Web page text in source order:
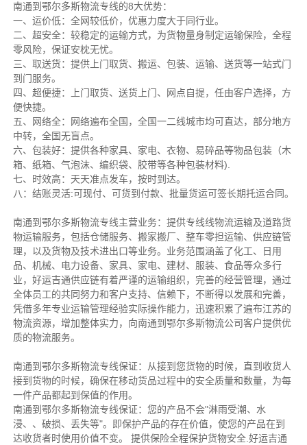
南通到鄂尔多斯物流专线的8大优势：
一、运价低：全网较低价，优惠力度大于同行业。
二、超安全：较稳定的运输方式，为货物量身制定运输保险，全程
零风险，保证安枕无忧。
三、取送货：提供上门取货、搬运、包装、运输、送货等一站式门
到门服务。
四、超便捷：上门取货、送货上门、网点自提，任由客户选择，方
便快捷。
五、网络全：网络遍布全国，全国一二线城市均可直达，部分地方
中转，全国无盲点。
六、包装好：提供各种家具、家电、衣物、易碎品等物品包装（木
箱、纸箱、气泡沫、编织袋、胶带等各种包装材料).
七、时效高：天天准点发车，按时到达。
八：结账灵活:可现付、可货到付款、批量货运可签长期托运合同。
南通到鄂尔多斯物流专线主营业务：提供专线线物流运输及道路货
物运输服务，包括仓储服务、搬家搬厂、整车零担运输、供应链管
理，以及货物及技术进出口等业务。业务范围涵盖了化工、日用
品、机械、电力设备、家具、家电、建材、服装、食品等众多行
业，好运吉通供应链有着严谨的运输组织，完善的经营管理，通过
全体员工的共同努力和客户支持、信赖下，不断得以发展和完善，
凭借多年专业运输管理经验实际操作能力，迅速积累了遍布江苏的
物流资源，增加整体实力，向南通到鄂尔多斯物流公司客户提供优
质的物流服务。
南通到鄂尔多斯物流专线保证：从接到您货物的时候，直到收货人
接到货物的时候，确保在移动货品过程中的安全质量和数量，为每
一件产品都起到保值的作用。
南通到鄂尔多斯物流专线保证：您的产品不会"淋雨受潮、水
浸、、破损、丢失等"。即保护产品的存在价值，使您的产品在到
达收货者时使用价值不变。 提供保险全程保护货物安全.好运吉通